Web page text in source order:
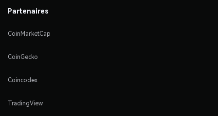
Partenaires
CoinMarketCap
CoinGecko
Coincodex
TradingView